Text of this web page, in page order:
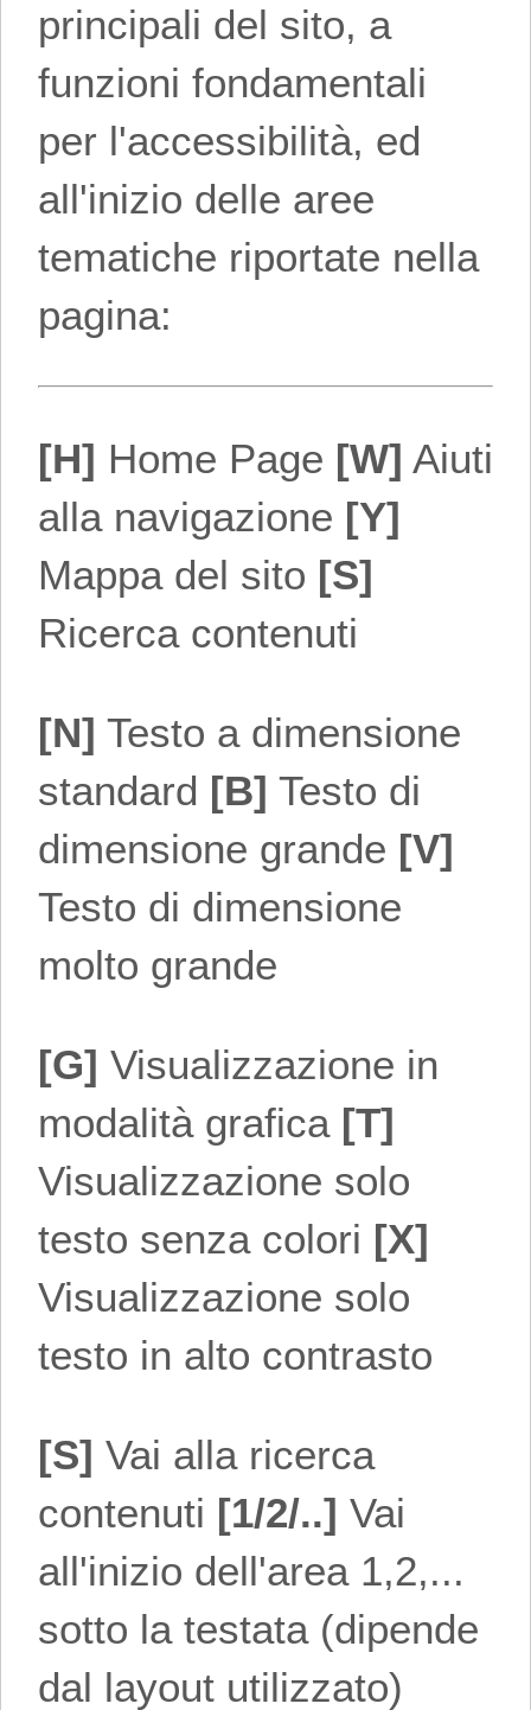
principali del sito, a
funzioni fondamentali
per l'accessibilità, ed
all'inizio delle aree
tematiche riportate nella
pagina:
[H] Home Page [W] Aiuti
alla navigazione [Y]
Mappa del sito [S]
Ricerca contenuti
[N] Testo a dimensione
standard [B] Testo di
dimensione grande [V]
Testo di dimensione
molto grande
[G] Visualizzazione in
modalità grafica [T]
Visualizzazione solo
testo senza colori [X]
Visualizzazione solo
testo in alto contrasto
[S] Vai alla ricerca
contenuti [1/2/..] Vai
all'inizio dell'area 1,2,...
sotto la testata (dipende
dal layout utilizzato)